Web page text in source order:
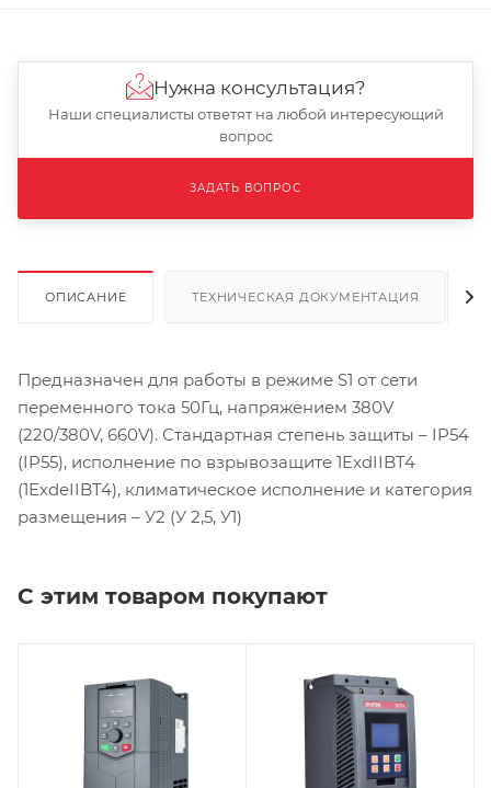
ОПИСАНИЕ ТЕХНИЧЕСКАЯ ДОКУМЕНТАЦИЯ
Предназначен для работы в режиме S1 от сети
переменного тока 50Гц, напряжением 380V
(220/380V, 660V). Стандартная степень защиты – IP54
(IP55), исполнение по взрывозащите 1ExdIIBT4
(1ExdеIIBT4), климатическое исполнение и категория
размещения – У2 (У 2,5, У1)
С этим товаром покупают
Нужна консультация?
Наши специалисты ответят на любой интересующий
вопрос
ЗАДАТЬ ВОПРОС